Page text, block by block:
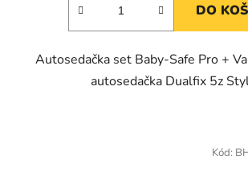
DO
Autosedačka set Baby-Safe Pro +
autosedačka Dualfix 5z
Kód: